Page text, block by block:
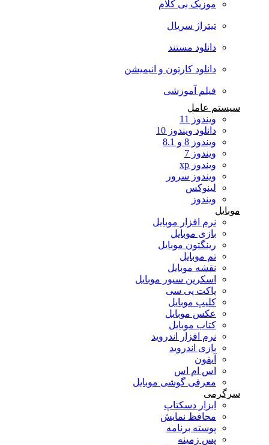
موزیک بی کلام
تیتراژ سریال
دانلود مستند
دانلود کارتون و انیمیشن
فیلم آموزشی
سیستم عامل
ویندوز 11
دانلود ویندوز 10
ویندوز 8 و 8.1
ویندوز 7
ویندوز xp
ویندوز سرور
لینوکس
ویندوز
موبایل
نرم افزار موبایل
بازی موبایل
رینگتون موبایل
تم موبایل
نقشه موبایل
اسکرین سیور موبایل
پاکت پی سی
کلیپ موبایل
عکس موبایل
کتاب موبایل
نرم افزار اندروید
بازی اندروید
آیفون
اس ام اس
معرفی گوشی موبایل
سرگرمی
ابزار دسکتاپ
محافظ نمایش
پوسته برنامه
پس زمینه